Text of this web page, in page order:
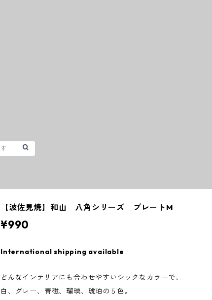
【波佐見焼】和山 八角シリーズ プレートM
¥990
International shipping available
どんなインテリアにも合わせやすいシックなカラーで、
白、グレー、青磁、瑠璃、琥珀の５色。